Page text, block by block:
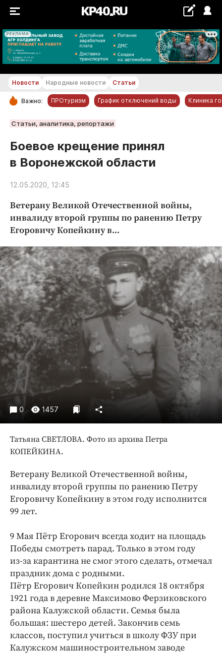
РЕКЛАМА
+20...+21 °С
РУБРИКИ
Новости компаний
Статьи
Народные новости
Авто и транспорт
Благоустройство
Криминал
Недвижимость и ЖКХ
Образование
Общество
Погода
Праздники
Происшествия
Спорт
Экономика и бизнес
ПРОЕКТЫ
Интересное чтиво
Бренд года
Работодатель года
Новости Народные новости Статьи
Важно: ПРОтуризм График отключений воды Клиника
Статьи, аналитика, репортажи
Боевое крещение принял
в Воронежской области
12.05.2020, 12:45
Ветерану Великой Отечественной вой­ны,
инвалиду второй группы по ранению Петру
Егоровичу Копейкину в...
0 1457
Татьяна СВЕТЛОВА. Фото из архива Петра
КОПЕЙКИНА.
Ветерану Великой Отечественной вой­ны,
инвалиду второй группы по ранению Петру
Егоровичу Копейкину в этом году исполнится
99 лет.
9 Мая Пётр Егорович всегда ходит на площадь
Победы смотреть парад. Только в этом году
из-­за карантина не смог этого сделать, отмечал
праздник дома с родными.
Пётр Егорович Копейкин родился 18 октября
1921 года в деревне Максимово Ферзиковского
района Калужской области. Семья была
большая: шестеро детей. Закончив семь
классов, поступил учиться в школу ФЗУ при
Калужском машиностроительном заводе